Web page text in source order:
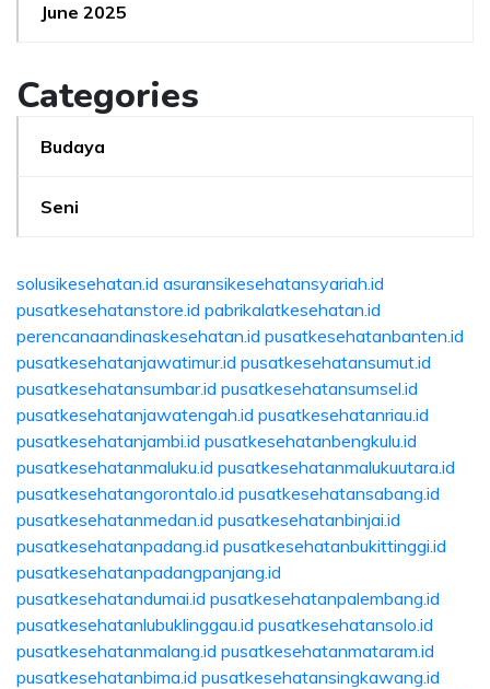
June 2025
Categories
Budaya
Seni
solusikesehatan.id asuransikesehatansyariah.id
pusatkesehatanstore.id pabrikalatkesehatan.id
perencanaandinaskesehatan.id pusatkesehatanbanten.id
pusatkesehatanjawatimur.id pusatkesehatansumut.id
pusatkesehatansumbar.id pusatkesehatansumsel.id
pusatkesehatanjawatengah.id pusatkesehatanriau.id
pusatkesehatanjambi.id pusatkesehatanbengkulu.id
pusatkesehatanmaluku.id pusatkesehatanmalukuutara.id
pusatkesehatangorontalo.id pusatkesehatansabang.id
pusatkesehatanmedan.id pusatkesehatanbinjai.id
pusatkesehatanpadang.id pusatkesehatanbukittinggi.id
pusatkesehatanpadangpanjang.id
pusatkesehatandumai.id pusatkesehatanpalembang.id
pusatkesehatanlubuklinggau.id pusatkesehatansolo.id
pusatkesehatanmalang.id pusatkesehatanmataram.id
pusatkesehatanbima.id pusatkesehatansingkawang.id